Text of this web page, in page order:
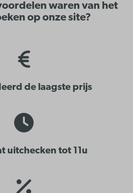
waren van het
op onze site?
de laagste prijs
uitchecken tot 11u